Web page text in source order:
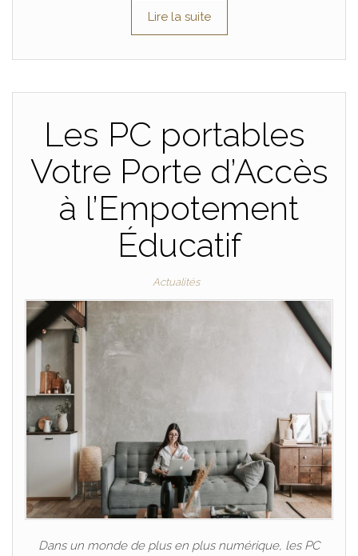
Lire la suite
Les PC portables
Votre Porte d’Accès
à l’Empotement
Éducatif
Actualités
Dans un monde de plus en plus numérique, les PC